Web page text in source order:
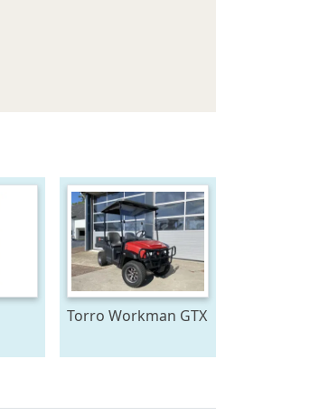
Torro Workman GTX